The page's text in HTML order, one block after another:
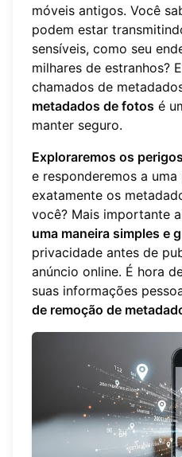
móveis antigos. Você
podem estar
sensíveis, como seu
milhares de estranhos?
chamados de
metadados de fotos é
manter seguro.
Exploraremos os
e responderemos a
exatamente os
você? Mais importante
uma maneira simples e
privacidade antes de
anúncio online. É hora
suas informações
de remoção de